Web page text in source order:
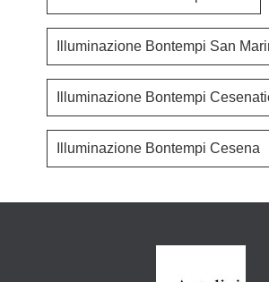
Illuminazione Bontempi San
Illuminazione Bontempi
Illuminazione Bontempi Cesena